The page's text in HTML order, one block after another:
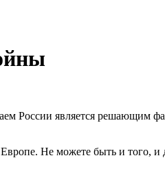
России является решающим
Не можете быть и того, и